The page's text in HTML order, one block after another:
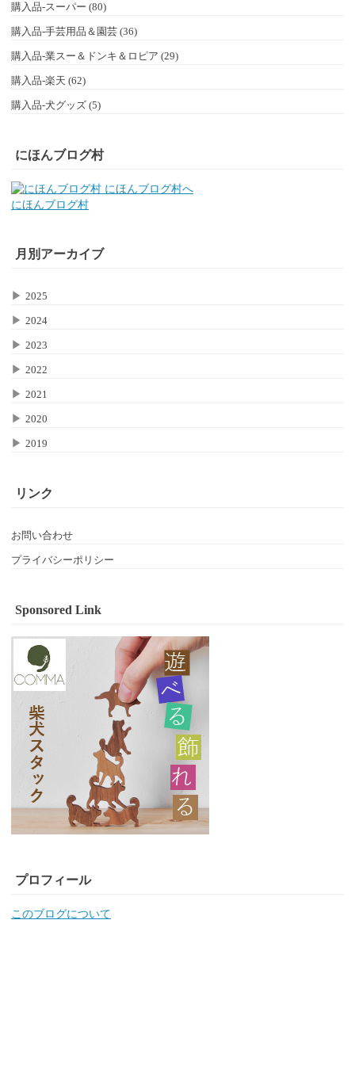
購入品-スーパー (80)
購入品-手芸用品＆園芸 (36)
購入品-業スー＆ドンキ＆ロピア (29)
購入品-楽天 (62)
購入品-犬グッズ (5)
にほんブログ村
にほんブログ村
月別アーカイブ
▶ 2025
▶ 2024
▶ 2023
▶ 2022
▶ 2021
▶ 2020
▶ 2019
リンク
お問い合わせ
プライバシーポリシー
Sponsored Link
プロフィール
このブログについて